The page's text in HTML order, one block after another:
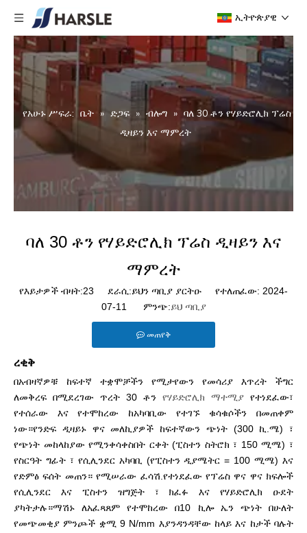
ኢትዮጵያዊ
የአሁኑ ሥፍራ: ቤት » ድጋፍ » ብሎግ » ባለ 30 ቶን የሃይድሮሊክ ፕሬስ
ዲዛይን እና ማምረት
ባለ 30 ቶን የሃይድሮሊክ ፕሬስ ዲዛይን እና
ማምረት
የእይታዎች ብዛት:23 ደራሲ:ይህን ጣቢያ ያርትዑ የተለጠፈው: 2024-
07-11 ምንጭ:ይህ ጣቢያ
መጠየቅ
ረቂቅ
በአብዛኛዎቹ ከፍተኛ ተቋሞቻችን የሚታየውን የመሳሪያ እጥረት ችግር
ለመቅረፍ በሚደረገው ጥረት 30 ቶን የሃይድሮሊክ ማተሚያ የተነደፈው፣
የተሰራው እና የተሞከረው ከአካባቢው የተገኙ ቁሳቁሶችን በመጠቀም
ነው።የንድፍ ዲዛይኑ ዋና መለኪያዎች ከፍተኛውን ጭነት (300 ኪ.ሜ) ፣
የጭነት መከላከያው የሚንቀሳቀስበት ርቀት (ፒስተን ስትሮክ ፣ 150 ሚሜ) ፣
የስርዓት ግፊት ፣ የሲሊንደር አካባቢ (የፒስተን ዲያሜትር = 100 ሚሜ) እና
የድምፅ ፍሰት መጠን። የሚሠራው ፈሳሽ.የተነደፈው የፕሬስ ዋና ዋና ክፍሎች
የሲሊንደር እና ፒስተን ዝግጅት ፣ ክፈፉ እና የሃይድሮሊክ ዑደት
ያካትታሉ።ማሽኑ ለአፈጻጸም የተሞከረው በ10 ኪሎ ኤን ጭነት በሁለት
የመጭመቂያ ምንጮች ቋሚ 9 N/mm እያንዳንዳቸው ከላይ እና ከታች ባሉት